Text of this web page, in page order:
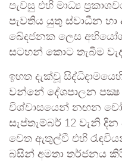
පැවසු එහි මාධ්‍ය
පැවතිය යුතු ස්වාධීන හා
ඛේදජනක ලෙස
සටහන් කොට තැබීම
ඉහත දැක්වූ
වන්නේ දේශපාලන පක්‍ෂ
විශ්වාසයෙන් නඟන
සැප්තැම්බර් 12 වැනි
වෙත ඇතුල්වී එහි
බසින් අමතා තර්ජනය